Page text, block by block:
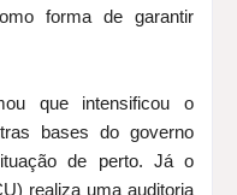
forma de garantir
que intensificou o
bases do governo
de perto. Já o
realiza uma auditoria